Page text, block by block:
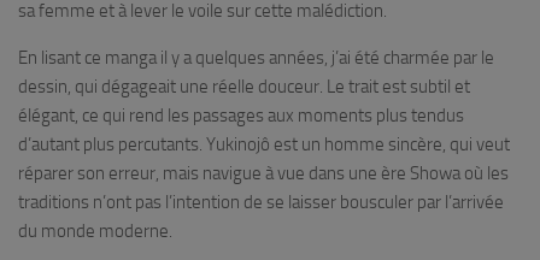
sa femme et à lever le voile sur cette malédiction.
En lisant ce manga il y a quelques années, j’ai été charmée par le
dessin, qui dégageait une réelle douceur. Le trait est subtil et
élégant, ce qui rend les passages aux moments plus tendus
d’autant plus percutants. Yukinojô est un homme sincère, qui veut
réparer son erreur, mais navigue à vue dans une ère Showa où les
traditions n’ont pas l’intention de se laisser bousculer par l’arrivée
du monde moderne.